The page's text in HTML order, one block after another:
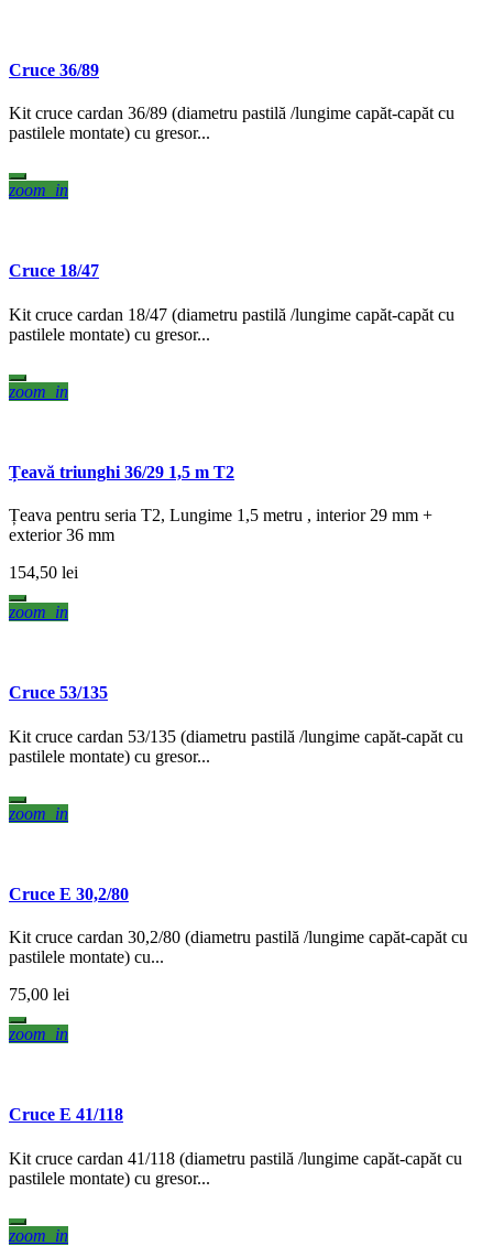
Cruce 36/89
Kit cruce cardan 36/89 (diametru pastilă /lungime capăt-capăt cu
pastilele montate) cu gresor...
zoom_in
Cruce 18/47
Kit cruce cardan 18/47 (diametru pastilă /lungime capăt-capăt cu
pastilele montate) cu gresor...
zoom_in
Țeavă triunghi 36/29 1,5 m T2
Țeava pentru seria T2, Lungime 1,5 metru , interior 29 mm +
exterior 36 mm
154,50 lei
zoom_in
Cruce 53/135
Kit cruce cardan 53/135 (diametru pastilă /lungime capăt-capăt cu
pastilele montate) cu gresor...
zoom_in
Cruce E 30,2/80
Kit cruce cardan 30,2/80 (diametru pastilă /lungime capăt-capăt cu
pastilele montate) cu...
75,00 lei
zoom_in
Cruce E 41/118
Kit cruce cardan 41/118 (diametru pastilă /lungime capăt-capăt cu
pastilele montate) cu gresor...
zoom_in